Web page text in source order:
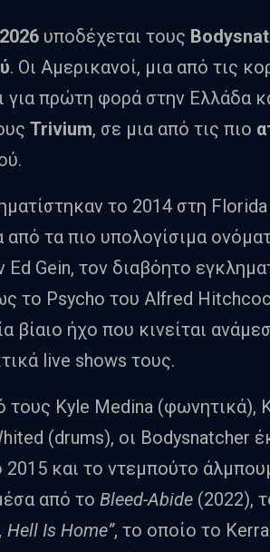
υποδέχεται τους
. Οι Αμερικανοί, μια από τις
για πρώτη φορά στην Ελλάδα
Trivium, σε μια από τις πιο
το 2014 στη
από τα πιο υπολογίσιμα
Gein, τον διαβόητο
το Psycho του Alfred
βίαιο ήχο που κινείται
live shows τους.
τους Kyle Medina (φωνητικά),
(drums), οι Bodysnatcher
και το ντεμπούτο
από το Bleed-Abide (2022),
Hell Is Home”, το οποίο το